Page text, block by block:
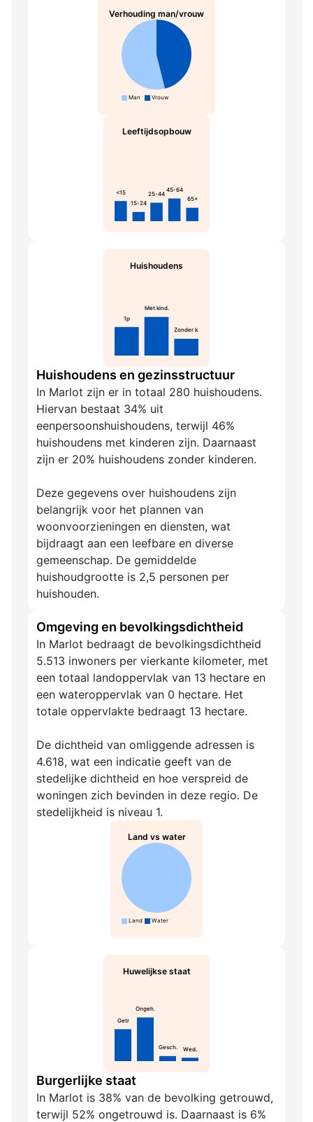
Verhouding man/vrouw
Man Vrouw
Leeftijdsopbouw
<15
15-24
25-44
45-64
65+
Huishoudens
1p
Met kind.
Zonder k.
Huishoudens en gezinsstructuur
In Marlot zijn er in totaal 280 huishoudens.
Hiervan bestaat 34% uit
eenpersoonshuishoudens, terwijl 46%
huishoudens met kinderen zijn. Daarnaast
zijn er 20% huishoudens zonder kinderen.
Deze gegevens over huishoudens zijn
belangrijk voor het plannen van
woonvoorzieningen en diensten, wat
bijdraagt aan een leefbare en diverse
gemeenschap. De gemiddelde
huishoudgrootte is 2,5 personen per
huishouden.
Omgeving en bevolkingsdichtheid
In Marlot bedraagt de bevolkingsdichtheid
5.513 inwoners per vierkante kilometer, met
een totaal landoppervlak van 13 hectare en
een wateroppervlak van 0 hectare. Het
totale oppervlakte bedraagt 13 hectare.
De dichtheid van omliggende adressen is
4.618, wat een indicatie geeft van de
stedelijke dichtheid en hoe verspreid de
woningen zich bevinden in deze regio. De
stedelijkheid is niveau 1.
Land vs water
Land Water
Huwelijkse staat
Getr
Ongeh.
Gesch. Wed.
Burgerlijke staat
In Marlot is 38% van de bevolking getrouwd,
terwijl 52% ongetrouwd is. Daarnaast is 6%